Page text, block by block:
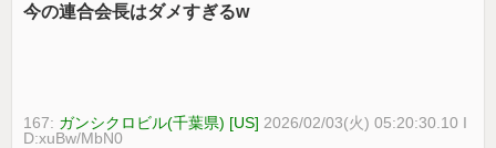
今の連合会長はダメすぎるw
167: ガンシクロビル(千葉県) [US] 2026/02/03(火) 05:20:30.10 I
D:xuBw/MbN0